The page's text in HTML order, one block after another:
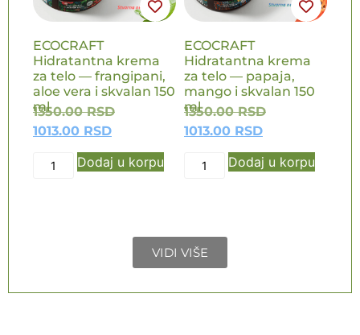
ECOCRAFT
Hidratantna krema
za telo — frangipani,
aloe vera i skvalan 150
ml
1350.00RSD
1013.00 RSD
Dodaj u korpu
ECOCRAFT
Hidratantna krema
za telo — papaja,
mango i skvalan 150
ml
1350.00RSD
1013.00 RSD
Dodaj u korpu
VIDI VIŠE